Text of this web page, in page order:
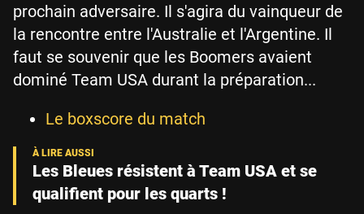
prochain adversaire. Il s'agira du vainqueur de
la rencontre entre l'Australie et l'Argentine. Il
faut se souvenir que les Boomers avaient
dominé Team USA durant la préparation...
Le boxscore du match
Les Bleues résistent à Team USA et se
qualifient pour les quarts !